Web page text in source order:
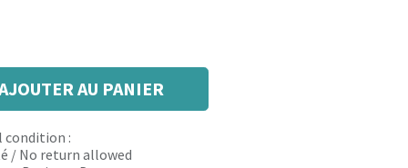
AU PANIER
condition :
/ No return allowed